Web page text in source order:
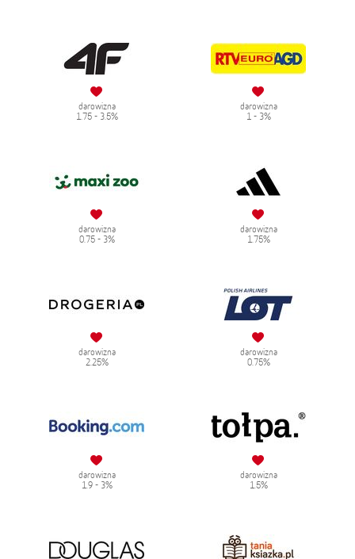
darowizna
1.75 - 3.5%
darowizna
1 - 3%
darowizna
0.75 - 3%
darowizna
1.75%
darowizna
2.25%
darowizna
0.75%
darowizna
1.9 - 3%
darowizna
1.5%